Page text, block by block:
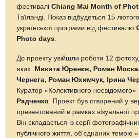
фестиваліChiang Mai Month of
Таїланді. Показ відбудеться 15
української програми від фестивалю
Photo days
До проекту увійшли роботи 12
яких: Микита Юренєв, Роман
Чернега, Роман Юхимчук, Ірина
Куратор «Колективного несвідомого»
Радченко . Проект був створений у
презентований в рамках візуальної
Він складається із серії
публічного життя, об’єднаних темою